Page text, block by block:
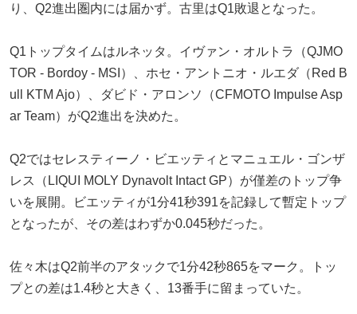
り、Q2進出圏内には届かず。古里はQ1敗退となった。
Q1トップタイムはルネッタ。イヴァン・オルトラ（QJMO
TOR - Bordoy - MSI）、ホセ・アントニオ・ルエダ（Red B
ull KTM Ajo）、ダビド・アロンソ（CFMOTO Impulse Asp
ar Team）がQ2進出を決めた。
Q2ではセレスティーノ・ビエッティとマニュエル・ゴンザ
レス（LIQUI MOLY Dynavolt Intact GP）が僅差のトップ争
いを展開。ビエッティが1分41秒391を記録して暫定トップ
となったが、その差はわずか0.045秒だった。
佐々木はQ2前半のアタックで1分42秒865をマーク。トッ
プとの差は1.4秒と大きく、13番手に留まっていた。